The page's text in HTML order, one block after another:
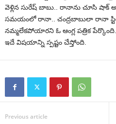
వెళ్లిన సురేష్ బాబు.. రానాను చూసి షాక్
స‌మ‌యంలో రానా.. చంద్రబాబులా రానా స్టిల్
నమ్మలేకపోయారని ఓ ఆంగ్ల పత్రిక
ఇదే విషయాన్ని స్పష్టం చేస్తోంది.
Previous article